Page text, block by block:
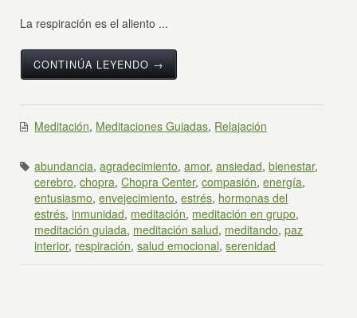
La respiración es el aliento ...
CONTINÚA LEYENDO →
Meditación, Meditaciones Guiadas, Relajación
abundancia,agradecimiento,amor,ansiedad,bienestar,
cerebro,chopra,Chopra Center,compasión,energía,
entusiasmo,envejecimiento,estrés, hormonas del
estrés,inmunidad, meditación, meditación en grupo,
meditación guiada, meditación salud, meditando,paz
interior, respiración,salud emocional,serenidad